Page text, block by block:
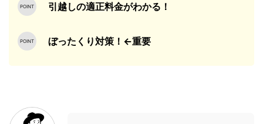
引越しの適正料金がわかる！
ぼったくり対策！←重要